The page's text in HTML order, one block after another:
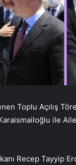
Toplu Açılış
ile
Recep Tayyip